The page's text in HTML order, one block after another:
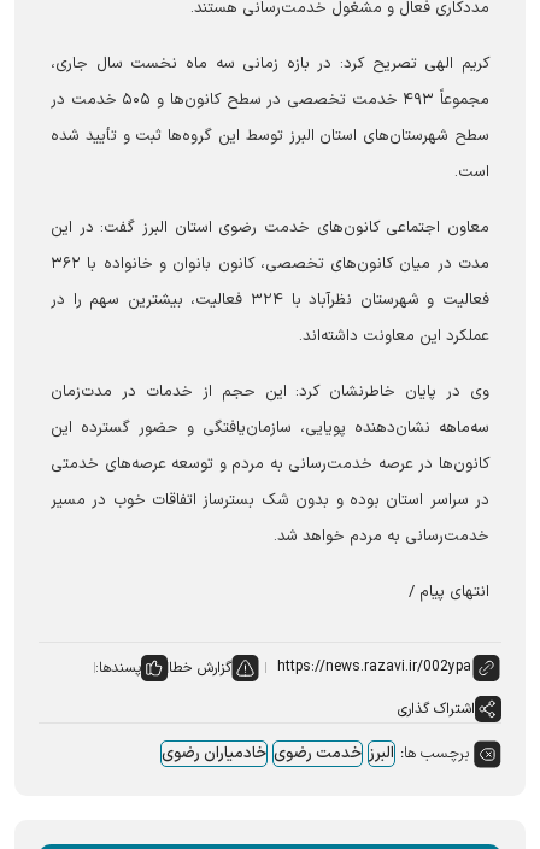
مددکاری فعال و مشغول خدمت‌رسانی هستند.
کریم الهی تصریح کرد: در بازه زمانی سه ماه نخست سال جاری،
مجموعاً ۴۹۳ خدمت تخصصی در سطح کانون‌ها و ۵۰۵ خدمت در
سطح شهرستان‌های استان البرز توسط این گروه‌ها ثبت و تأیید شده
است.
معاون اجتماعی کانون‌های خدمت رضوی استان البرز گفت: در این
مدت در میان کانون‌های تخصصی، کانون بانوان و خانواده با ۳۶۲
فعالیت و شهرستان نظرآباد با ۳۲۴ فعالیت، بیشترین سهم را در
عملکرد این معاونت داشته‌اند.
وی در پایان خاطرنشان کرد: این حجم از خدمات در مدت‌زمان
سه‌ماهه نشان‌دهنده پویایی، سازمان‌یافتگی و حضور گسترده این
کانون‌ها در عرصه خدمت‌رسانی به مردم و توسعه عرصه‌های خدمتی
در سراسر استان بوده و بدون شک بسترساز اتفاقات خوب در مسیر
خدمت‌رسانی به مردم خواهد شد.
انتهای پیام /
گزارش خطا
پسندها:
اشتراک گذاری
برچسب ها: البرز خدمت رضوی خادمیاران رضوی